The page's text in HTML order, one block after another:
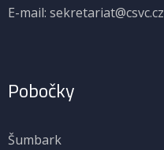
E-mail: sekretariat@csvc.cz
Pobočky
Šumbark